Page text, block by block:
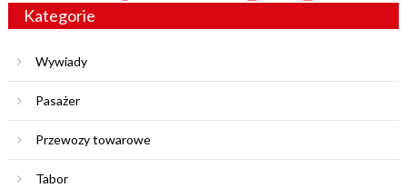
Kategorie
Wywiady
Pasażer
Przewozy towarowe
Tabor